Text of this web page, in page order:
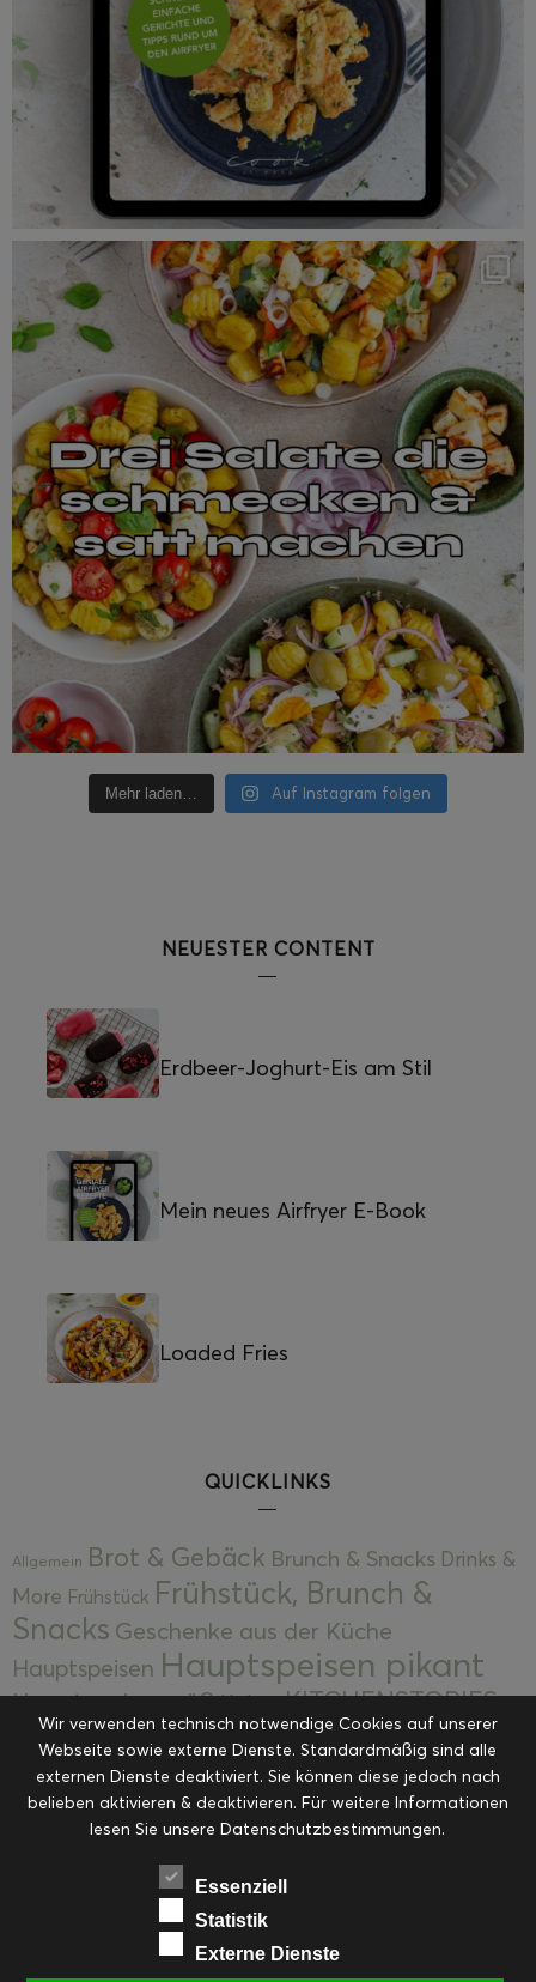
Mehr laden… Auf Instagram folgen
NEUESTER CONTENT
Erdbeer-Joghurt-Eis am Stil
Mein neues Airfryer E-Book
Loaded Fries
QUICKLINKS
Allgemein Brot & Gebäck Brunch & Snacks Drinks &
More Frühstück Frühstück, Brunch &
Snacks Geschenke aus der Küche
Hauptspeisen Hauptspeisen pikant
Hauptspeisen süßKekseKITCHENSTORIES
Kuchen, Torten & Desserts Kuchen und
Desserts Kulinarik Kulinarische Mitbringsel &
Eingemachtes Ohne Kategorie Ostern Resteküche
RezepteSaisonalSliderStartseite
Suppen, Salate & Vorspeisen
Vorspeisen, Salate & Suppen
Weihnachten Workshops & Events
Wir verwenden technisch notwendige Cookies auf unserer
Webseite sowie externe Dienste. Standardmäßig sind alle
externen Dienste deaktiviert. Sie können diese jedoch nach
belieben aktivieren & deaktivieren. Für weitere Informationen
lesen Sie unsere Datenschutzbestimmungen.
Essenziell
Statistik
Externe Dienste